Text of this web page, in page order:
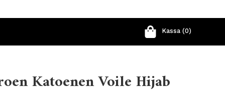
Kassa (0)
Katoenen Voile Hijab